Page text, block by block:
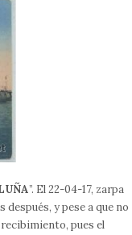
”. El 22-04-17, zarpa
y pese a que no
pues el